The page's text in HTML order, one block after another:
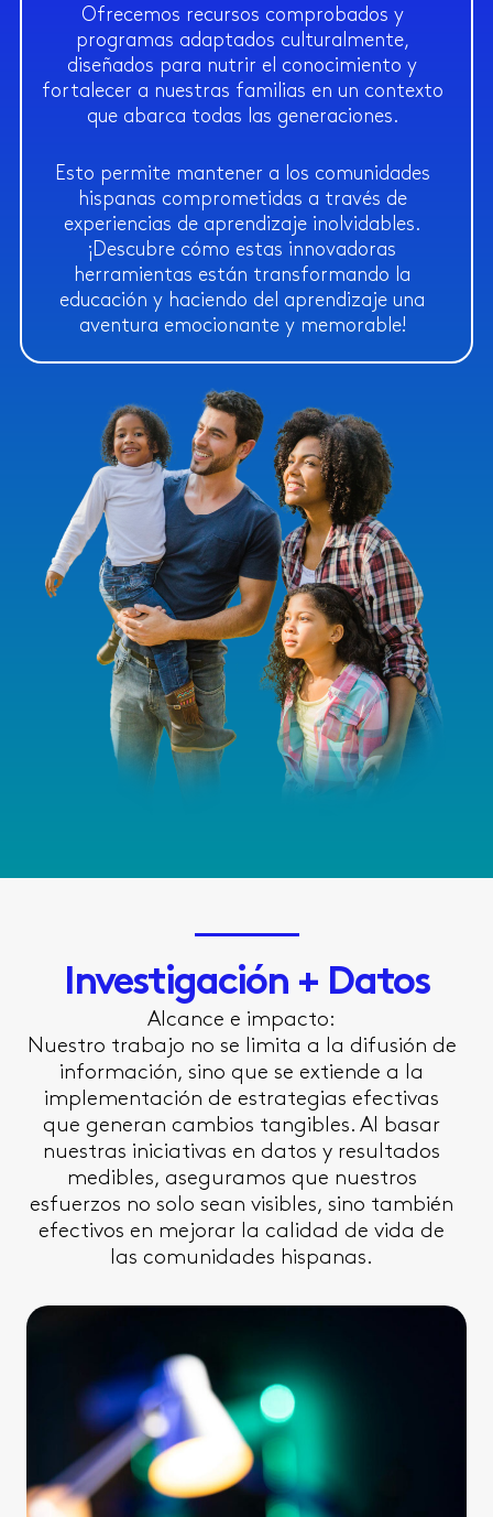
Ofrecemos recursos comprobados y
programas adaptados culturalmente,
diseñados para nutrir el conocimiento y
fortalecer a nuestras familias en un contexto
que abarca todas las generaciones.
Esto permite mantener a los comunidades
hispanas comprometidas a través de
experiencias de aprendizaje inolvidables.
¡Descubre cómo estas innovadoras
herramientas están transformando la
educación y haciendo del aprendizaje una
aventura emocionante y memorable!
Investigación + Datos
Alcance e impacto:
Nuestro trabajo no se limita a la difusión de
información, sino que se extiende a la
implementación de estrategias efectivas
que generan cambios tangibles. Al basar
nuestras iniciativas en datos y resultados
medibles, aseguramos que nuestros
esfuerzos no solo sean visibles, sino también
efectivos en mejorar la calidad de vida de
las comunidades hispanas.